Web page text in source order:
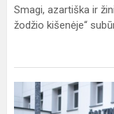
Smagi, azartiška ir
žodžio kišenėje“
Pasaulinės
Žemės